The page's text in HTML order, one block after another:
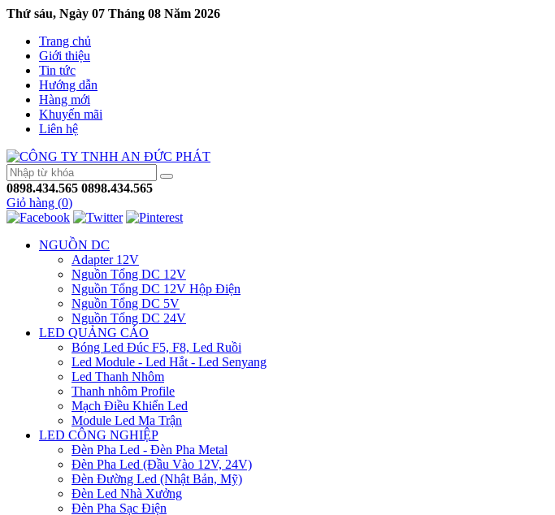
Thứ sáu, Ngày 07 Tháng 08 Năm 2026
Trang chủ
Giới thiệu
Tin tức
Hướng dẫn
Hàng mới
Khuyến mãi
Liên hệ
0898.434.565 0898.434.565
Giỏ hàng (0)
NGUỒN DC
Adapter 12V
Nguồn Tổng DC 12V
Nguồn Tổng DC 12V Hộp Điện
Nguồn Tổng DC 5V
Nguồn Tổng DC 24V
LED QUẢNG CÁO
Bóng Led Đúc F5, F8, Led Ruồi
Led Module - Led Hắt - Led Senyang
Led Thanh Nhôm
Thanh nhôm Profile
Mạch Điều Khiển Led
Module Led Ma Trận
LED CÔNG NGHIỆP
Đèn Pha Led - Đèn Pha Metal
Đèn Pha Led (Đầu Vào 12V, 24V)
Đèn Đường Led (Nhật Bản, Mỹ)
Đèn Led Nhà Xưởng
Đèn Pha Sạc Điện